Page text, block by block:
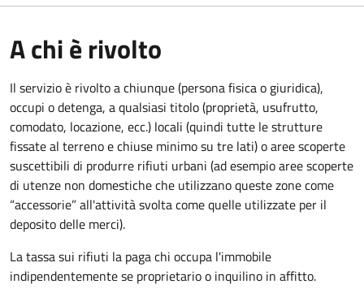
A chi è rivolto
Il servizio è rivolto a chiunque (persona fisica o giuridica),
occupi o detenga, a qualsiasi titolo (proprietà, usufrutto,
comodato, locazione, ecc.) locali (quindi tutte le strutture
fissate al terreno e chiuse minimo su tre lati) o aree scoperte
suscettibili di produrre rifiuti urbani (ad esempio aree scoperte
di utenze non domestiche che utilizzano queste zone come
“accessorie” all'attività svolta come quelle utilizzate per il
deposito delle merci).
La tassa sui rifiuti la paga chi occupa l'immobile
indipendentemente se proprietario o inquilino in affitto.